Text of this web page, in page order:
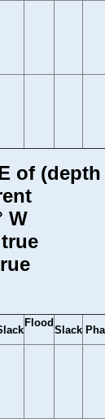
of (depth
W
Flood
Slack